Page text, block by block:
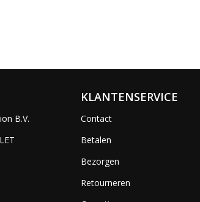
B.V.
KLANTENSERVICE
Contact
Betalen
Bezorgen
Retourneren